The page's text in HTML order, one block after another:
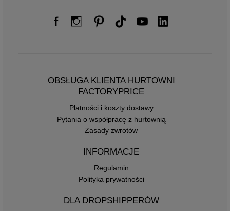
OBSŁUGA KLIENTA HURTOWNI
FACTORYPRICE
Płatności i koszty dostawy
Pytania o współpracę z hurtownią
Zasady zwrotów
INFORMACJE
Regulamin
Polityka prywatności
DLA DROPSHIPPERÓW